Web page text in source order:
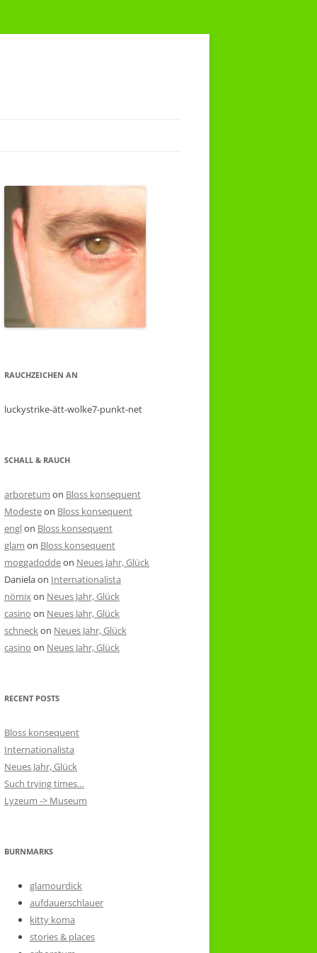
RAUCHZEICHEN AN
luckystrike-ätt-wolke7-punkt-net
SCHALL & RAUCH
arboretum on Bloss konsequent
Modesteon Bloss konsequent
englon Bloss konsequent
glam on Bloss konsequent
moggadoddeon Neues Jahr, Glück
Danielaon Internationalista
nömixon Neues Jahr, Glück
casino on Neues Jahr, Glück
schneckon Neues Jahr, Glück
casino on Neues Jahr, Glück
RECENT POSTS
Bloss konsequent
Internationalista
Neues Jahr, Glück
Such trying times…
Lyzeum -> Museum
BURNMARKS
glamourdick
aufdauerschlauer
kitty koma
stories & places